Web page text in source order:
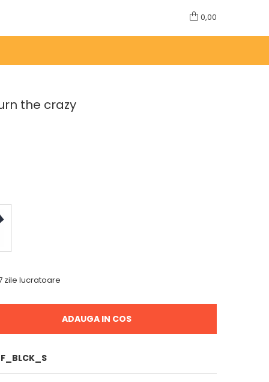
0,00
the crazy
zile lucratoare
ADAUGA IN COS